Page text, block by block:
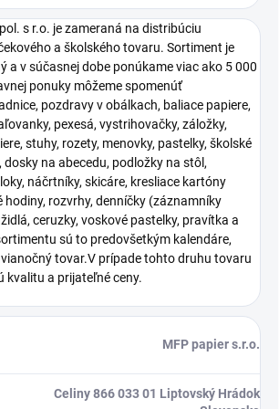
s r.o. je zameraná na distribúciu
a školského tovaru. Sortiment je
a v súčasnej dobe ponúkame viac ako 5 000
ponuky môžeme spomenúť
pozdravy v obálkach, baliace papiere,
pexesá, vystrihovačky, záložky,
stuhy, rozety, menovky, pastelky, školské
dosky na abecedu, podložky na stôl,
náčrtníky, skicáre, kresliace kartóny
hodiny, rozvrhy, denníčky (záznamníky
ceruzky, voskové pastelky, pravítka a
sú to predovšetkým kalendáre,
tovar.V prípade tohto druhu tovaru
kvalitu a prijateľné ceny.
MFP papier s.r.o.
Celiny 866 033 01 Liptovský Hrádok